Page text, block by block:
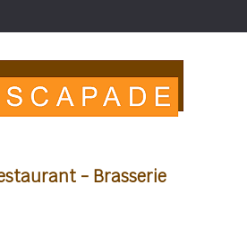
- Brasserie